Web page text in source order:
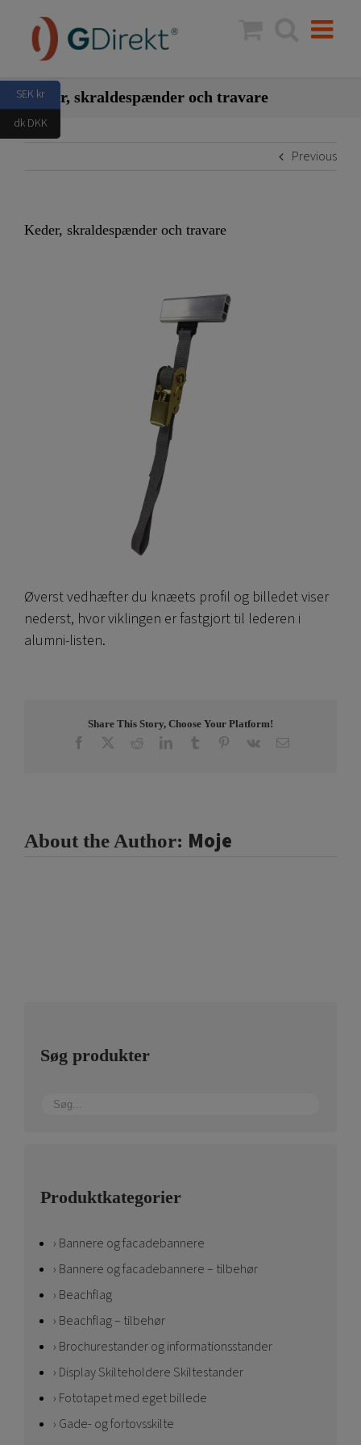
content
Keder, skraldespænder och travare
Previous
Keder, skraldespænder och travare
Øverst vedhæfter du knæets profil og billedet viser
nederst, hvor viklingen er fastgjort til lederen i
alumni-listen.
Share This Story, Choose Your Platform!
Facebook RedditLinkedInTumblr Pinterest
Vk Email
About the Author: Moje
Søg produkter
Produktkategorier
Bannere og facadebannere
Bannere og facadebannere – tilbehør
Beachflag
Beachflag – tilbehør
Brochurestander og informationsstander
Display Skilteholdere Skiltestander
Fototapet med eget billede
Gade- og fortovsskilte
SEK kr
dk DKK